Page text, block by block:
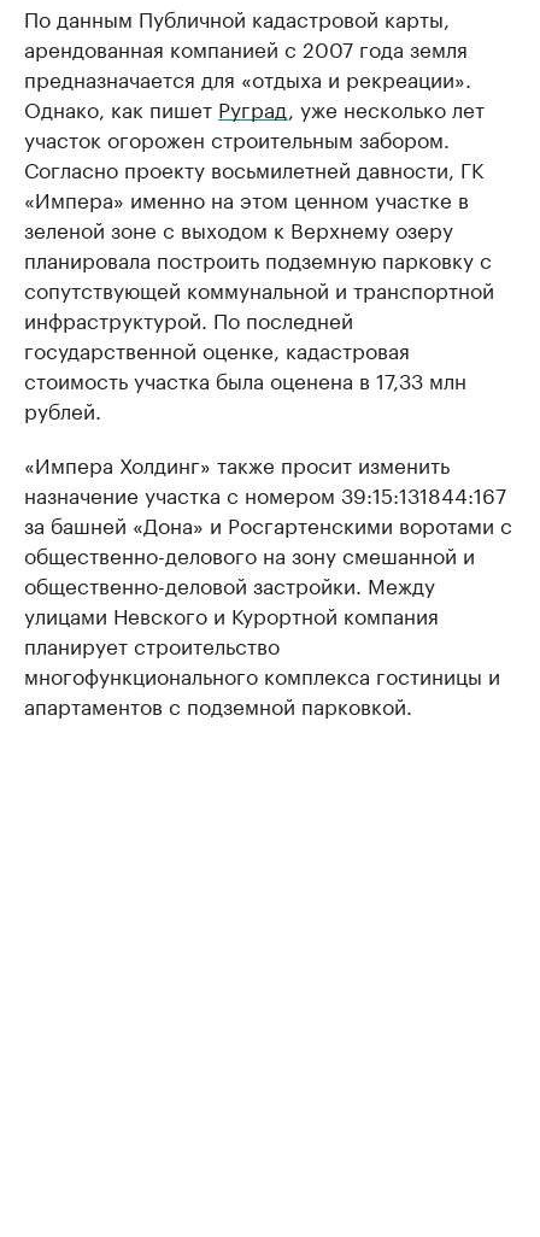
По данным Публичной кадастровой карты,
арендованная компанией с 2007 года земля
предназначается для «отдыха и рекреации».
Однако, как пишет Руград , уже несколько лет
участок огорожен строительным забором.
Согласно проекту восьмилетней давности, ГК
«Импера» именно на этом ценном участке в
зеленой зоне с выходом к Верхнему озеру
планировала построить подземную парковку с
сопутствующей коммунальной и транспортной
инфраструктурой. По последней
государственной оценке, кадастровая
стоимость участка была оценена в 17,33 млн
рублей.
«Импера Холдинг» также просит изменить
назначение участка с номером 39:15:131844:167
за башней «Дона» и Росгартенскими воротами с
общественно-делового на зону смешанной и
общественно-деловой застройки. Между
улицами Невского и Курортной компания
планирует строительство
многофункционального комплекса гостиницы и
апартаментов с подземной парковкой.